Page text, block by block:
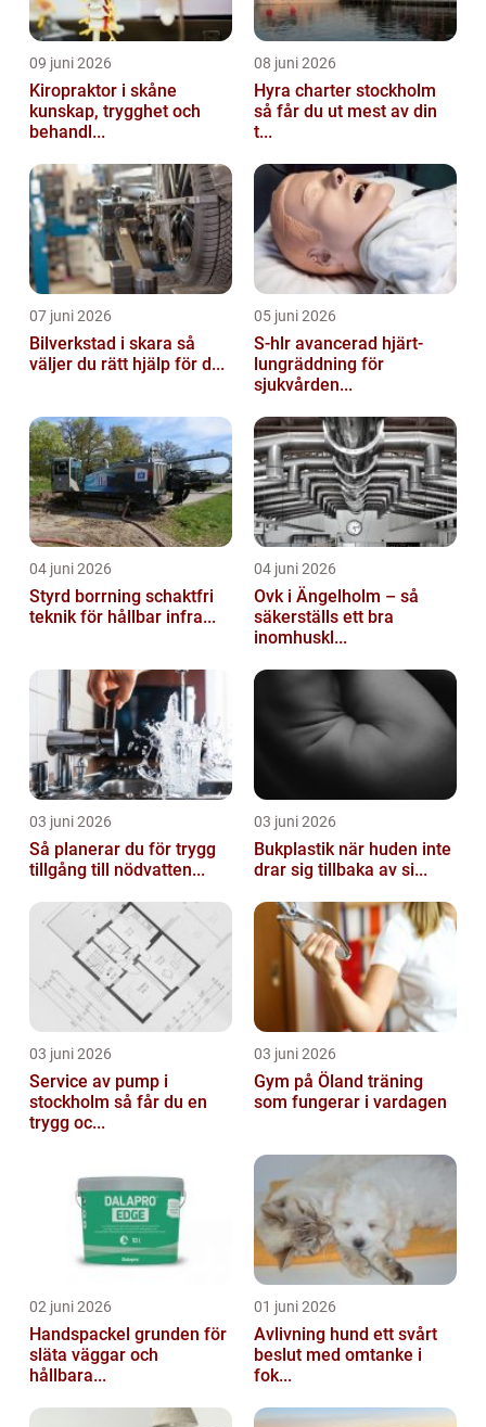
09 juni 2026
Kiropraktor i skåne
kunskap, trygghet och
behandl...
08 juni 2026
Hyra charter stockholm
så får du ut mest av din
t...
07 juni 2026
Bilverkstad i skara så
väljer du rätt hjälp för d...
05 juni 2026
S-hlr avancerad hjärt-
lungräddning för
sjukvården...
04 juni 2026
Styrd borrning schaktfri
teknik för hållbar infra...
04 juni 2026
Ovk i Ängelholm – så
säkerställs ett bra
inomhuskl...
03 juni 2026
Så planerar du för trygg
tillgång till nödvatten...
03 juni 2026
Bukplastik när huden inte
drar sig tillbaka av si...
03 juni 2026
Service av pump i
stockholm så får du en
trygg oc...
03 juni 2026
Gym på Öland träning
som fungerar i vardagen
02 juni 2026
Handspackel grunden för
släta väggar och
hållbara...
01 juni 2026
Avlivning hund ett svårt
beslut med omtanke i
fok...